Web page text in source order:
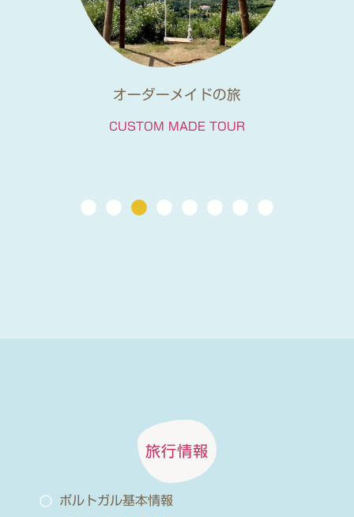
日本人ガイドと電車で行くツアー
TRAIN TOUR
旅行情報
ポルトガル基本情報